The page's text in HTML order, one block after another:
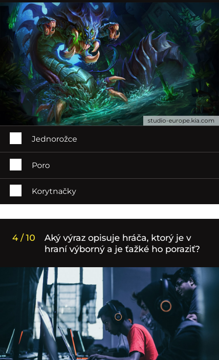
studio-europe.kia.com
Jednorožce
Poro
Korytnačky
4 / 10
Aký výraz opisuje hráča, ktorý je v
hraní výborný a je ťažké ho poraziť?